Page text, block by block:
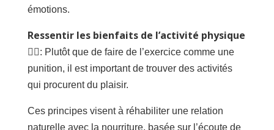
émotions.
Ressentir les bienfaits de l’activité physique
🏃‍♀️: Plutôt que de faire de l’exercice comme une
punition, il est important de trouver des activités
qui procurent du plaisir.
Ces principes visent à réhabiliter une relation
naturelle avec la nourriture, basée sur l’écoute de